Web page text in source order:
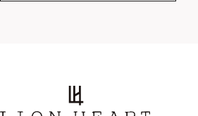
フラワー